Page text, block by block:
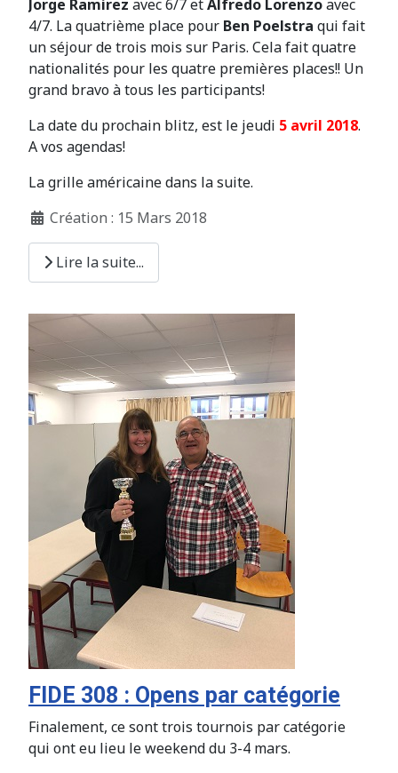
Jorge Ramirez avec 6/7 etAlfredo Lorenzoavec
4/7. La quatrième place pour Ben Poelstra qui fait
un séjour de trois mois sur Paris. Cela fait quatre
nationalités pour les quatre premières places!! Un
grand bravo à tous les participants!
La date du prochain blitz, est le jeudi 5 avril 2018.
A vos agendas!
La grille américaine dans la suite.
Création : 15 Mars 2018
Lire la suite...
FIDE 308 : Opens par catégorie
Finalement, ce sont trois tournois par catégorie
qui ont eu lieu le weekend du 3-4 mars.